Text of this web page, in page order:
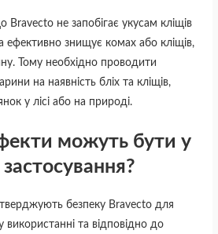
Bravecto не запобігає укусам кліщів
ефективно знищує комах або кліщів,
Тому необхідно проводити
на наявність бліх та кліщів,
у лісі або на природі.
можуть бути у
безпеку Bravecto для
та відповідно до